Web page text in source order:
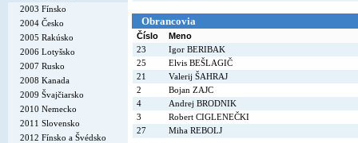
2003 Fínsko
2004 Česko
2005 Rakúsko
2006 Lotyšsko
2007 Rusko
2008 Kanada
2009 Švajčiarsko
2010 Nemecko
2011 Slovensko
2012 Fínsko a Švédsko
Obrancovia
Číslo
Meno
23
Igor BERIBAK
25
Elvis BEŠLAGIČ
21
Valerij ŠAHRAJ
2
Bojan ZAJC
4
Andrej BRODNIK
3
Robert CIGLENEČKI
27
Miha REBOLJ